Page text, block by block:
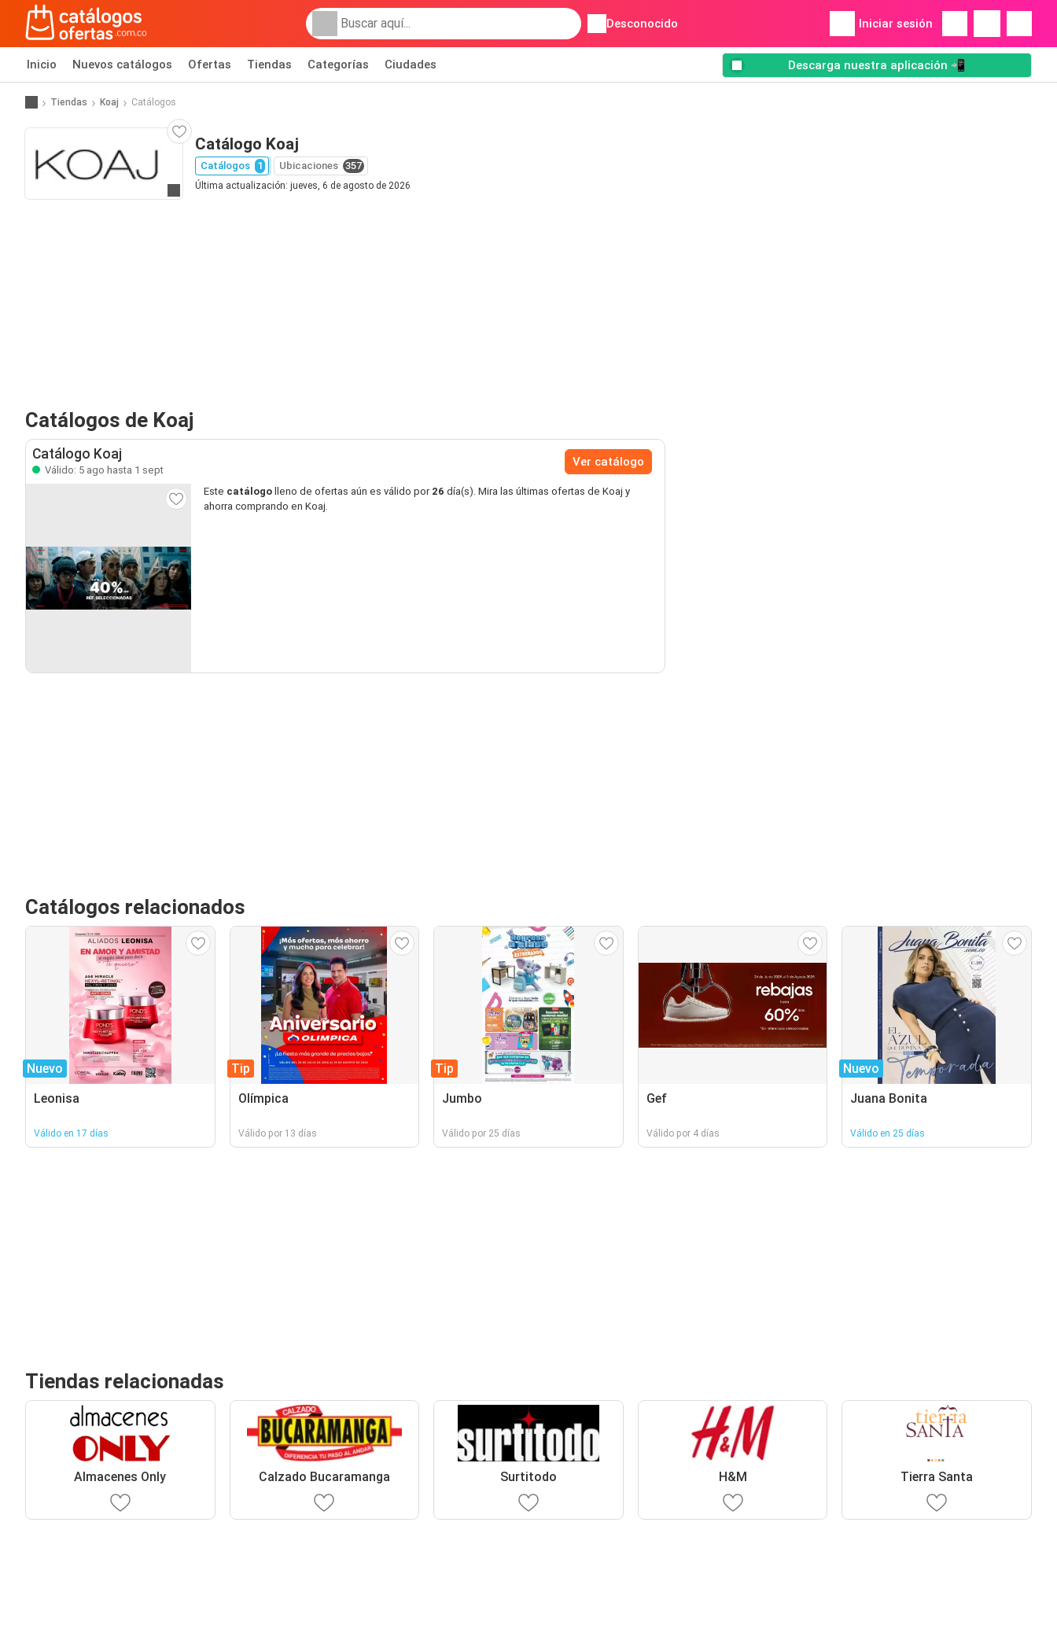
Desconocido Iniciar sesión
Inicio Nuevos catálogos Ofertas Tiendas Categorías Ciudades Descarga nuestra aplicación 📲
Tiendas Koaj Catálogos
Ir al sitio
Catálogo Koaj
Catálogos 1 Ubicaciones 357
Última actualización: jueves, 6 de agosto de 2026
Catálogos de Koaj
Catálogo Koaj
Válido: 5 ago hasta 1 sept
Ver catálogo
Este catálogo lleno de ofertas aún es válido por 26 día(s). Mira las últimas ofertas de Koaj y
ahorra comprando en Koaj.
Catálogos relacionados
Nuevo
Leonisa
Válido en 17 días
Tip
Olímpica
Válido por 13 días
Tip
Jumbo
Válido por 25 días
Gef
Válido por 4 días
Nuevo
Juana Bonita
Válido en 25 días
Tiendas relacionadas
Almacenes Only Calzado Bucaramanga Surtitodo H&M Tierra Santa